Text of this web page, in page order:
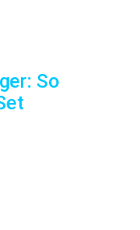
So